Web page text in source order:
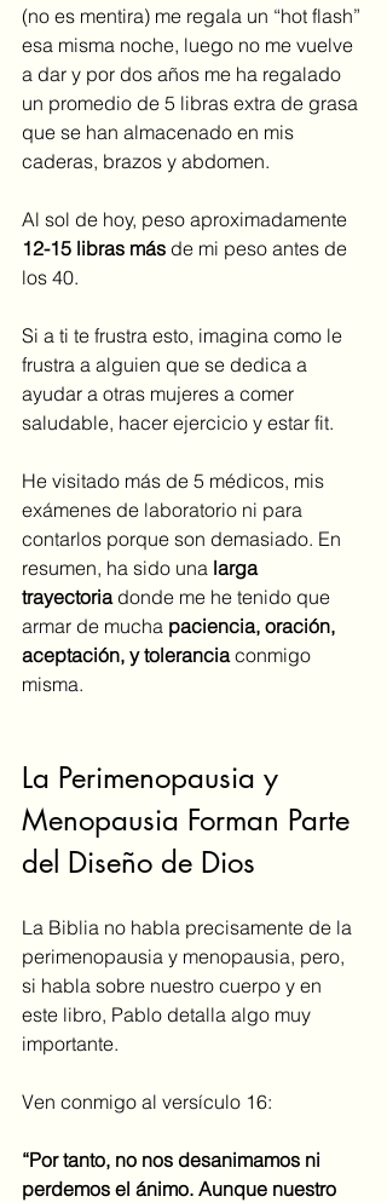
(no es mentira) me regala un “hot flash”
esa misma noche, luego no me vuelve
a dar y por dos años me ha regalado
un promedio de 5 libras extra de grasa
que se han almacenado en mis
caderas, brazos y abdomen.
Al sol de hoy, peso aproximadamente
12-15 libras más de mi peso antes de
los 40.
Si a ti te frustra esto, imagina como le
frustra a alguien que se dedica a
ayudar a otras mujeres a comer
saludable, hacer ejercicio y estar fit.
He visitado más de 5 médicos, mis
exámenes de laboratorio ni para
contarlos porque son demasiado. En
resumen, ha sido una larga
trayectoria donde me he tenido que
armar de mucha paciencia, oración,
aceptación, y tolerancia conmigo
misma.
La Perimenopausia y
Menopausia Forman Parte
del Diseño de Dios
La Biblia no habla precisamente de la
perimenopausia y menopausia, pero,
si habla sobre nuestro cuerpo y en
este libro, Pablo detalla algo muy
importante.
Ven conmigo al versículo 16:
“Por tanto, no nos desanimamos ni
perdemos el ánimo. Aunque nuestro